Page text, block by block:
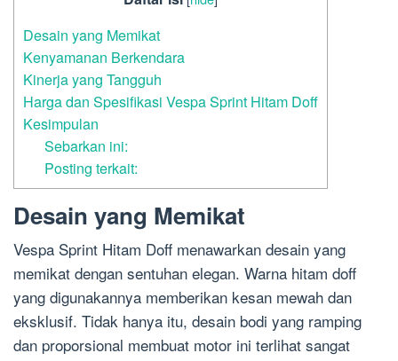
Desain yang Memikat
Kenyamanan Berkendara
Kinerja yang Tangguh
Harga dan Spesifikasi Vespa Sprint Hitam Doff
Kesimpulan
Sebarkan ini:
Posting terkait:
Desain yang Memikat
Vespa Sprint Hitam Doff menawarkan desain yang
memikat dengan sentuhan elegan. Warna hitam doff
yang digunakannya memberikan kesan mewah dan
eksklusif. Tidak hanya itu, desain bodi yang ramping
dan proporsional membuat motor ini terlihat sangat